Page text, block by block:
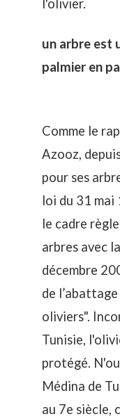
l'olivier.
un arbre est
palmier en
Comme le
Azooz,
pour ses
loi du 31
le cadre
arbres avec
décembre
de
oliviers".
Tunisie,
protégé.
Médina de
au 7e siècle,